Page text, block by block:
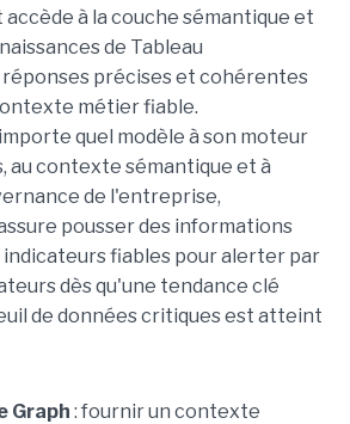
accède à la couche sémantique et
de Tableau
précises et cohérentes
métier fiable.
quel modèle à son moteur
au contexte sémantique et à
de l'entreprise,
pousser des informations
fiables pour alerter par
dès qu'une tendance clé
de données critiques est atteint
Graph : fournir un contexte